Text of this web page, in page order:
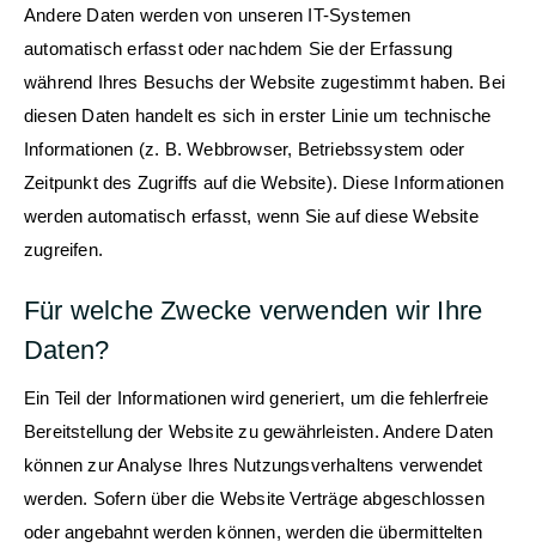
Andere Daten werden von unseren IT-Systemen
automatisch erfasst oder nachdem Sie der Erfassung
während Ihres Besuchs der Website zugestimmt haben. Bei
diesen Daten handelt es sich in erster Linie um technische
Informationen (z. B. Webbrowser, Betriebssystem oder
Zeitpunkt des Zugriffs auf die Website). Diese Informationen
werden automatisch erfasst, wenn Sie auf diese Website
zugreifen.
Für welche Zwecke verwenden wir Ihre
Daten?
Ein Teil der Informationen wird generiert, um die fehlerfreie
Bereitstellung der Website zu gewährleisten. Andere Daten
können zur Analyse Ihres Nutzungsverhaltens verwendet
werden. Sofern über die Website Verträge abgeschlossen
oder angebahnt werden können, werden die übermittelten